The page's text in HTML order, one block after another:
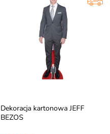
Dekoracja kartonowa JEFF
BEZOS